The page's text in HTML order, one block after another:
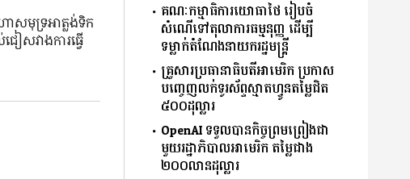
ាសមុទ្រអាត្លង់ទិក
ៀសវាងការធ្វើ
គណៈកម្មាធិការយោធាថៃ រៀបចំ
សំណើទៅតុលាការធម្មនុញ្ញ ដើម្បី
ទម្លាក់តំណែងនាយករដ្ឋមន្ត្រី
គ្រួសារប្រធានាធិបតីអាមេរិក ប្រកាស
បញ្ចេញលក់ទូរស័ព្ទស្មាតហ្វូនតម្លៃជិត
៥០០ដុល្លារ
OpenAI ទទួលបានកិច្ចព្រមព្រៀងជា
មួយរដ្ឋាភិបាលអាមេរិក តម្លៃជាង
២០០លានដុល្លារ